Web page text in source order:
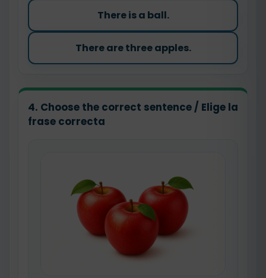
There is a ball.
There are three apples.
4. Choose the correct sentence / Elige la
frase correcta